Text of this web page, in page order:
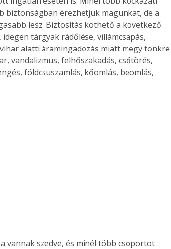
érezhetjük magunkat, de a
lesz. Biztosítás köthető a következő
tárgyak rádőlése, villámcsapás,
alatti áramingadozás miatt megy tönkre
vandalizmus, felhőszakadás, csőtörés,
földcsuszamlás, kőomlás, beomlás,